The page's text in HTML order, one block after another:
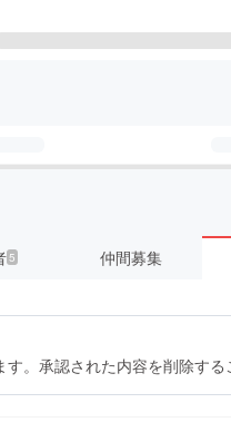
5 仲間募集
。承認された内容を削除する